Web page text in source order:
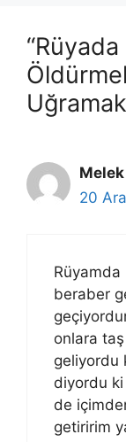
Melek
20
beraber
onlara
geliyordu
diyordu ki
de
getiririm